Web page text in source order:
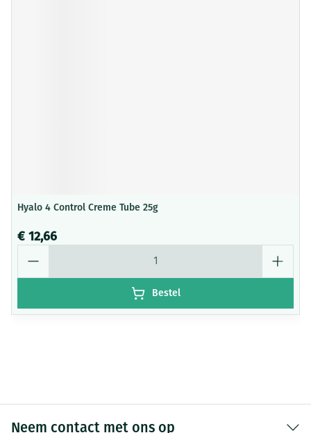
Hyalo 4 Control Creme Tube 25g
€ 12,66
Bestel
Neem contact met ons op